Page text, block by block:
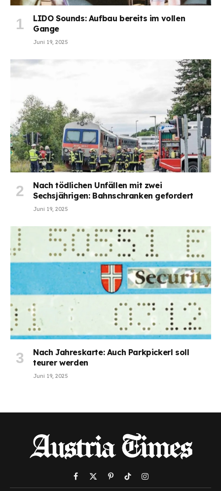
LIDO Sounds: Aufbau bereits im vollen
Gange
Juni 19, 2025
Nach tödlichen Unfällen mit zwei
Sechsjährigen: Bahnschranken gefordert
Juni 19, 2025
Nach Jahreskarte: Auch Parkpickerl soll
teurer werden
Juni 19, 2025
Facebook
X
PinterestTikTokInstagram